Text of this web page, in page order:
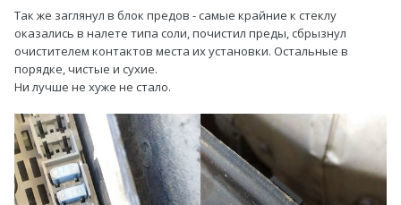
Так же заглянул в блок предов - самые крайние к стеклу
оказались в налете типа соли, почистил преды, сбрызнул
очистителем контактов места их установки. Остальные в
порядке, чистые и сухие.
Ни лучше не хуже не стало.